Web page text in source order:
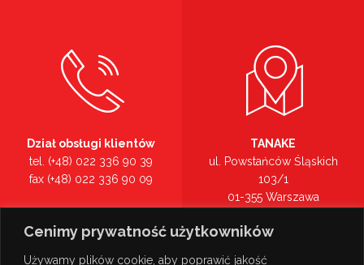
Cenimy prywatność użytkowników
Używamy plików cookie, aby poprawić jakość
Dział obsługi klientów
tel. (+48) 022 336 90 39
fax (+48) 022 336 90 09
tel. (+48) 022 336 90 00
TANAKE
ul. Powstańców Śląskich
103/1
01-355 Warszawa
Zobacz na mapie >